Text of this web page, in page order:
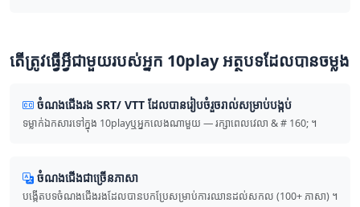
តើ​ត្រូវ​ធ្វើ​អ្វី​ជាមួយ​របស់​អ្នក 10play អត្ថបទ​ដែល​បាន​ចម្លង
ចំណង​ជើង​រង SRT/ VTT ដែល​បាន​រៀបចំ​រួចរាល់​សម្រាប់​បង្កប់
ទម្លាក់​ឯកសារ​ទៅ​ក្នុង 10playឬ​អ្នក​លេង​ណា​មួយ — រក្សា​ពេលវេលា & # 160; ។
ចំណង​ជើង​ជា​ច្រើន​ភាសា
បង្កើត​បទ​ចំណង​ជើង​រង​ដែល​បាន​បកប្រែ​សម្រាប់​ការ​ឈាន​ដល់​សកល (100+ ភាសា) ។